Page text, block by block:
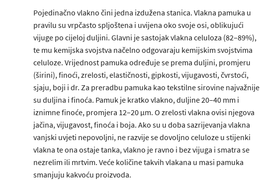
Pojedinačno vlakno čini jedna izdužena stanica. Vlakna pamuka u
pravilu su vrpčasto spljoštena i uvijena oko svoje osi, oblikujući
vijuge po cijeloj duljini. Glavni je sastojak vlakna celuloza (82–89%),
te mu kemijska svojstva načelno odgovaraju kemijskim svojstvima
celuloze. Vrijednost pamuka određuje se prema duljini, promjeru
(širini), finoći, zrelosti, elastičnosti, gipkosti, vijugavosti, čvrstoći,
sjaju, boji i dr. Za preradbu pamuka kao tekstilne sirovine najvažnije
su duljina i finoća. Pamuk je kratko vlakno, duljine 20–40 mm i
iznimne finoće, promjera 12–20 μm. O zrelosti vlakna ovisi njegova
jačina, vijugavost, finoća i boja. Ako su u doba sazrijevanja vlakna
vanjski uvjeti nepovoljni, ne razvije se dovoljno celuloze u stijenki
vlakna te ona ostaje tanka, vlakno je ravno i bez vijuga i smatra se
nezrelim ili mrtvim. Veće količine takvih vlakana u masi pamuka
smanjuju kakvoću proizvoda.